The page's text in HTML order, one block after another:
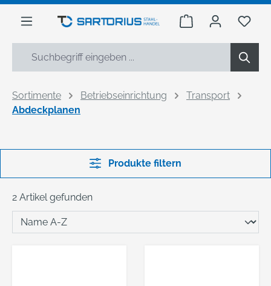
springen
Warenkorb Du
Sortimente Betriebseinrichtung
Transport
Abdeckplanen
Produkte filtern
2 Artikel gefunden